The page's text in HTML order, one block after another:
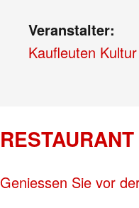
Veranstalter:
Kaufleuten Kultur
RESTAURANT
Geniessen Sie vor